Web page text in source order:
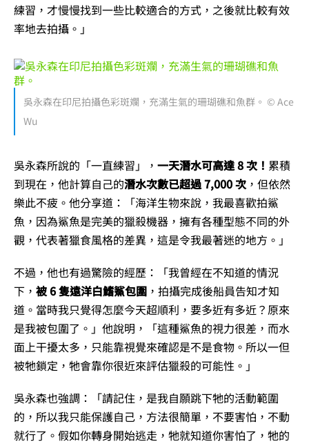
練習，才慢慢找到一些比較適合的方式，之後就比較有效
率地去拍攝。」
吳永森在印尼拍攝色彩斑斕，充滿生氣的珊瑚礁和魚群。 © Ace
Wu
吳永森所說的「一直練習」， 一天潛水可高達 8 次！ 累積
到現在，他計算自己的潛水次數已超過 7,000 次 ，但依然
樂此不疲。他分享道：「海洋生物來說，我最喜歡拍鯊
魚，因為鯊魚是完美的獵殺機器，擁有各種型態不同的外
觀，代表著獵食風格的差異，這是令我最著迷的地方。」
不過，他也有過驚險的經歷：「我曾經在不知道的情況
下， 被 6 隻遠洋白鰭鯊包圍 ，拍攝完成後船員告知才知
道。當時我只覺得怎麼今天超順利，要多近有多近？原來
是我被包圍了。」他說明，「這種鯊魚的視力很差，而水
面上干擾太多，只能靠視覺來確認是不是食物。所以一但
被牠鎖定，牠會靠你很近來評估獵殺的可能性。」
吳永森也強調：「請記住，是我自願跳下牠的活動範圍
的，所以我只能保護自己，方法很簡單，不要害怕，不動
就行了。假如你轉身開始逃走，牠就知道你害怕了，牠的